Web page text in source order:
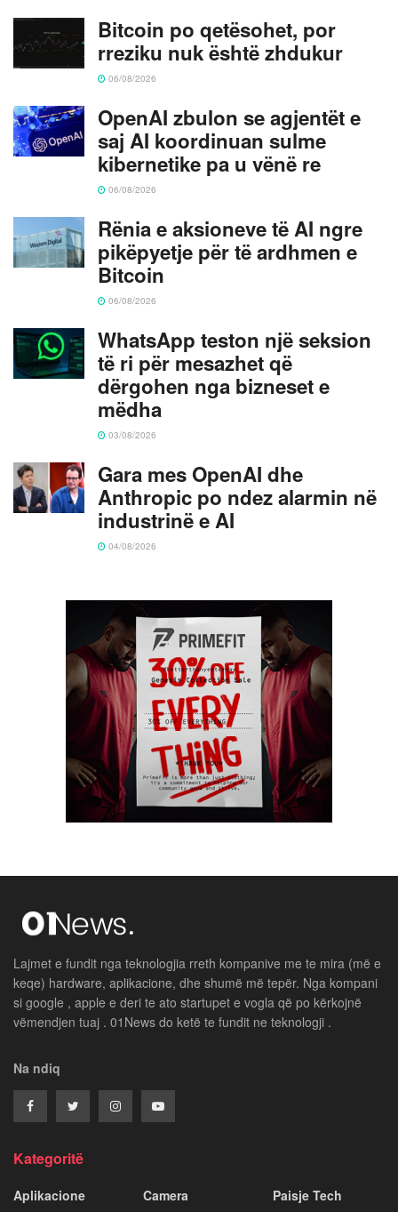
Bitcoin po qetësohet, por
rreziku nuk është zhdukur
06/08/2026
OpenAI zbulon se agjentët e
saj AI koordinuan sulme
kibernetike pa u vënë re
06/08/2026
Rënia e aksioneve të AI ngre
pikëpyetje për të ardhmen e
Bitcoin
06/08/2026
WhatsApp teston një seksion
të ri për mesazhet që
dërgohen nga bizneset e
mëdha
03/08/2026
Gara mes OpenAI dhe
Anthropic po ndez alarmin në
industrinë e AI
04/08/2026
Lajmet e fundit nga teknologjia rreth kompanive me te mira (më e
keqe) hardware, aplikacione, dhe shumë më tepër. Nga kompani
si google , apple e deri te ato startupet e vogla që po kërkojnë
vëmendjen tuaj . 01News do ketë te fundit ne teknologji .
Na ndiq
Kategoritë
Aplikacione
Camera
Paisje Tech